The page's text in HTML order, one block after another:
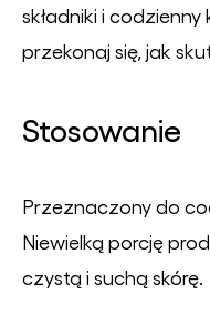
składniki i
przekonaj się, jak
Stosowanie
Przeznaczony do
Niewielką porcję
czystą i suchą skórę.